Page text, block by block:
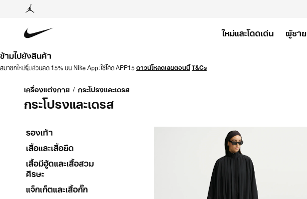
ใหม่และโดดเด่น ผู้ชาย
ข้ามไปยังสินค้า
สมาชิกใหม่รับส่วนลด 15% บน Nike App: ใช้โค้ด APP15ดาวน์โหลดเลยตอนนี้T&Cs
เครื่องแต่งกาย / กระโปรงและเดรส
กระโปรงและเดรส
รองเท้า
เสื้อและเสื้อยืด
เสื้อมีฮู้ดและเสื้อสวม
ศีรษะ
แจ็กเก็ตและเสื้อกั๊ก